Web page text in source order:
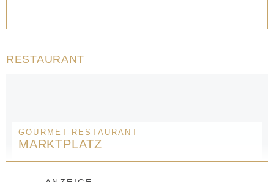
RESTAURANT
GOURMET-RESTAURANT
MARKTPLATZ